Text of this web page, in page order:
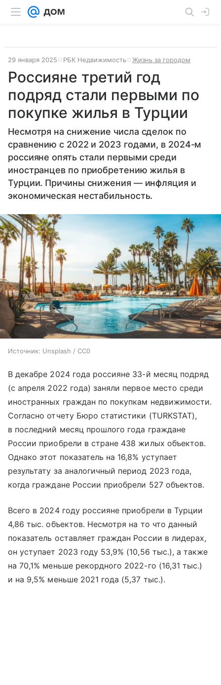
29 января 2025 РБК Недвижимость Жизнь за городом
Россияне третий год
подряд стали первыми по
покупке жилья в Турции
Несмотря на снижение числа сделок по
сравнению с 2022 и 2023 годами, в 2024-м
россияне опять стали первыми среди
иностранцев по приобретению жилья в
Турции. Причины снижения — инфляция и
экономическая нестабильность.
Источник: Unsplash / CC0
В декабре 2024 года россияне 33-й месяц подряд
(с апреля 2022 года) заняли первое место среди
иностранных граждан по покупкам недвижимости.
Согласно отчету Бюро статистики (TURKSTAT),
в последний месяц прошлого года граждане
России приобрели в стране 438 жилых объектов.
Однако этот показатель на 16,8% уступает
результату за аналогичный период 2023 года,
когда граждане России приобрели 527 объектов.
Всего в 2024 году россияне приобрели в Турции
4,86 тыс. объектов. Несмотря на то что данный
показатель оставляет граждан России в лидерах,
он уступает 2023 году 53,9% (10,56 тыс.), а также
на 70,1% меньше рекордного 2022-го (16,31 тыс.)
и на 9,5% меньше 2021 года (5,37 тыс.).